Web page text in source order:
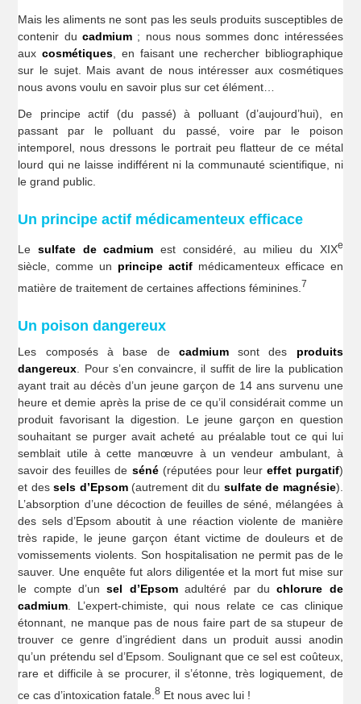
Mais les aliments ne sont pas les seuls produits susceptibles de
contenir du cadmium; nous nous sommes donc intéressées
auxcosmétiques , en faisant une rechercher bibliographique
sur le sujet. Mais avant de nous intéresser aux cosmétiques
nous avons voulu en savoir plus sur cet élément…
De principe actif (du passé) à polluant (d’aujourd’hui), en
passant par le polluant du passé, voire par le poison
intemporel, nous dressons le portrait peu flatteur de ce métal
lourd qui ne laisse indifférent ni la communauté scientifique, ni
le grand public.
Un principe actif médicamenteux efficace
Lesulfate de cadmium est considéré, au milieu du XIXe
siècle, comme un principe actifmédicamenteux efficace en
matière de traitement de certaines affections féminines. 7
Un poison dangereux
Les composés à base de cadmiumsont des produits
dangereux . Pour s’en convaincre, il suffit de lire la publication
ayant trait au décès d’un jeune garçon de 14 ans survenu une
heure et demie après la prise de ce qu’il considérait comme un
produit favorisant la digestion. Le jeune garçon en question
souhaitant se purger avait acheté au préalable tout ce qui lui
semblait utile à cette manœuvre à un vendeur ambulant, à
savoir des feuilles de séné(réputées pour leur effet purgatif)
et dessels d’Epsom(autrement dit du sulfate de magnésie).
L’absorption d’une décoction de feuilles de séné, mélangées à
des sels d’Epsom aboutit à une réaction violente de manière
très rapide, le jeune garçon étant victime de douleurs et de
vomissements violents. Son hospitalisation ne permit pas de le
sauver. Une enquête fut alors diligentée et la mort fut mise sur
le compte d’unsel d’Epsomadultéré par duchlorure de
cadmium . L’expert-chimiste, qui nous relate ce cas clinique
étonnant, ne manque pas de nous faire part de sa stupeur de
trouver ce genre d’ingrédient dans un produit aussi anodin
qu’un prétendu sel d’Epsom. Soulignant que ce sel est coûteux,
rare et difficile à se procurer, il s’étonne, très logiquement, de
ce cas d’intoxication fatale.8 Et nous avec lui !